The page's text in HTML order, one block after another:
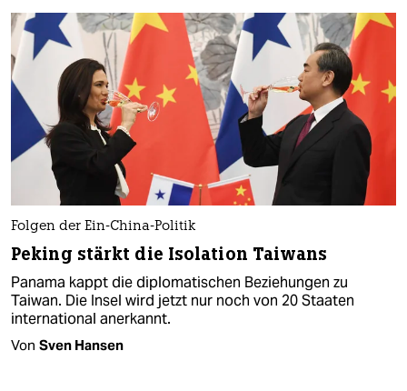
Folgen der Ein-China-Politik
Peking stärkt die Isolation Taiwans
Panama kappt die diplomatischen Beziehungen zu
Taiwan. Die Insel wird jetzt nur noch von 20 Staaten
international anerkannt.
Von Sven Hansen